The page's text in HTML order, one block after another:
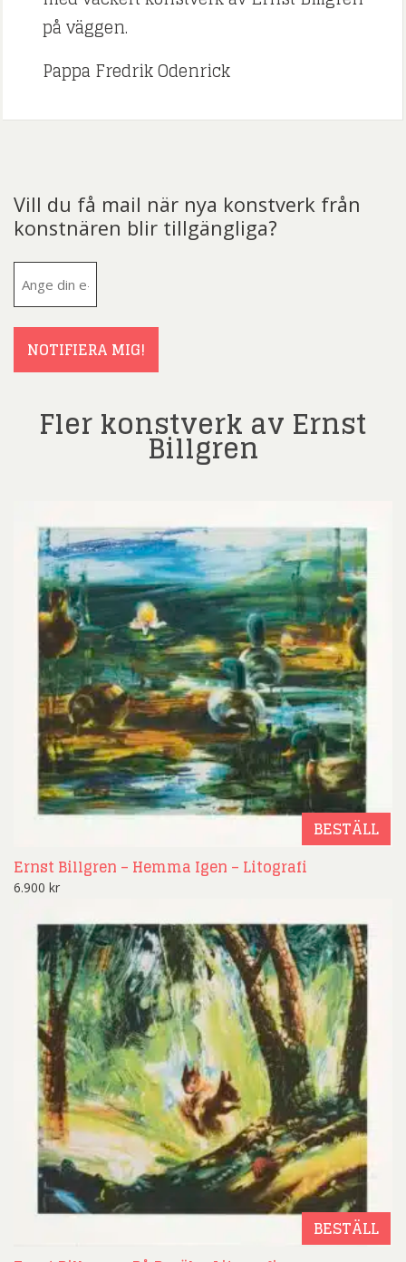
på väggen.
Pappa Fredrik Odenrick
Vill du få mail när nya konstverk från
konstnären blir tillgängliga?
NOTIFIERA MIG!
Fler konstverk av Ernst
Billgren
BESTÄLL
Ernst Billgren – Hemma Igen – Litografi
6.900 kr
BESTÄLL